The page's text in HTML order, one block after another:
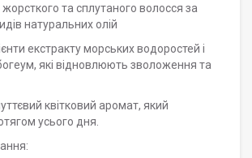
та сплутаного волосся за
натуральних олій
екстракту морських водоростей і
які відновлюють зволоження та
квітковий аромат, який
усього дня.